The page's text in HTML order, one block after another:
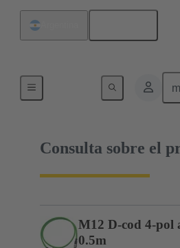
21 34 949 2477 003
Consulta sobre el
M12 D-cod 4-pol
0.5m